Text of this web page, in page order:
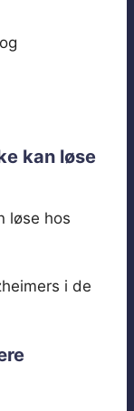
kan løse
løse hos
i de